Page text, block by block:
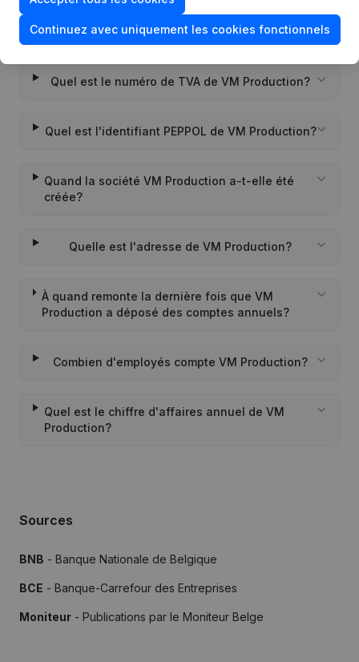
Questions fréquemment posées
Quel est le numéro de TVA de VM Production?
Quel est l'identifiant PEPPOL de VM Production?
Quand la société VM Production a-t-elle été
créée?
Quelle est l'adresse de VM Production?
À quand remonte la dernière fois que VM
Production a déposé des comptes annuels?
Combien d'employés compte VM Production?
Quel est le chiffre d'affaires annuel de VM
Production?
Sources
BNB - Banque Nationale de Belgique
BCE - Banque-Carrefour des Entreprises
Moniteur - Publications par le Moniteur Belge
Continuez avec uniquement les cookies fonctionnels